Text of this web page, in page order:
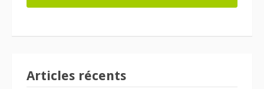
Articles récents